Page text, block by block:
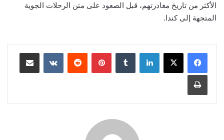
الأكثر من تاريخ مغادرتهم، قبل الصعود على متن الرحلات الجوية
المتجهة إلى كندا.
لينكدإن بينتيريست